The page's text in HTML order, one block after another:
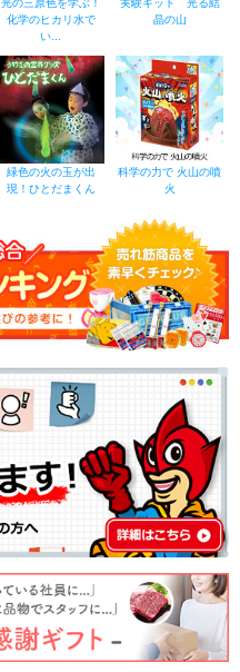
化学のヒカリ水で
い...
晶の山
緑色の火の玉が出
現！ひとだまくん
科学の力で 火山の噴
火